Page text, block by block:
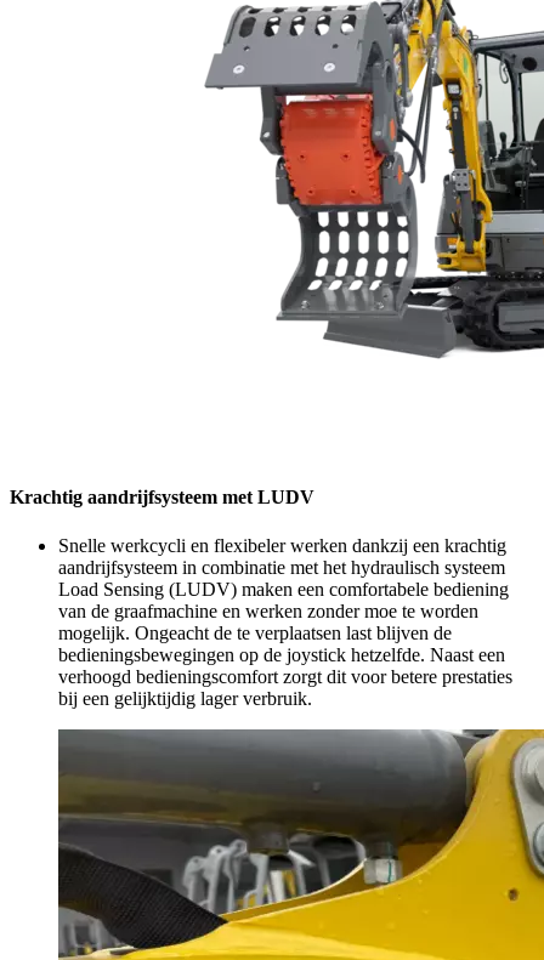
Krachtig aandrijfsysteem met LUDV
Snelle werkcycli en flexibeler werken dankzij een krachtig
aandrijfsysteem in combinatie met het hydraulisch systeem
Load Sensing (LUDV) maken een comfortabele bediening
van de graafmachine en werken zonder moe te worden
mogelijk. Ongeacht de te verplaatsen last blijven de
bedieningsbewegingen op de joystick hetzelfde. Naast een
verhoogd bedieningscomfort zorgt dit voor betere prestaties
bij een gelijktijdig lager verbruik.